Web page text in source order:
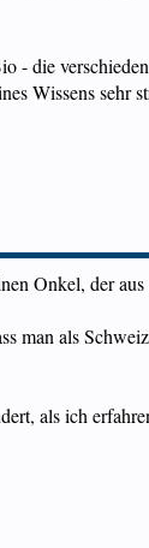
- die
Wissens sehr
Onkel, der
man als
als ich